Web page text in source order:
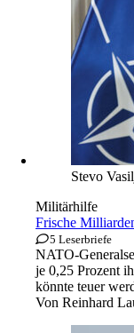
Stevo
Militärhilfe
Frische
5 Leserbriefe
NATO-
je 0,25 Prozent
könnte teuer
Von Reinhard